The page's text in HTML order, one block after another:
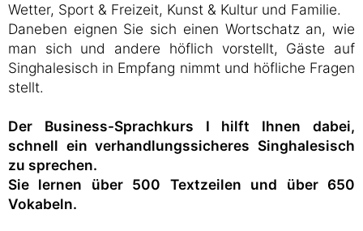
Wetter, Sport & Freizeit, Kunst & Kultur und Familie.
Daneben eignen Sie sich einen Wortschatz an, wie
man sich und andere höflich vorstellt, Gäste auf
Singhalesisch in Empfang nimmt und höfliche Fragen
stellt.
Der Business-Sprachkurs I hilft Ihnen dabei,
schnell ein verhandlungssicheres Singhalesisch
zu sprechen.
Sie lernen über 500 Textzeilen und über 650
Vokabeln.